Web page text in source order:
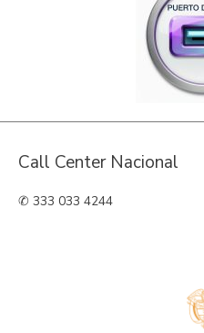
Call Center Nacional
✆ 333 033 4244